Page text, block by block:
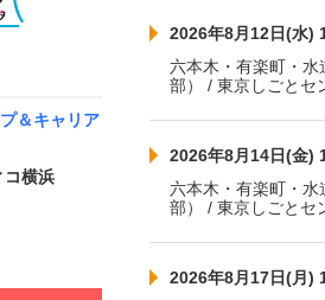
＆キャリア
コ横浜
2026年8月12日(水)
六本木・有楽町・水
部） / 東京しごとセ
2026年8月14日(金)
六本木・有楽町・水
部） / 東京しごとセ
2026年8月17日(月)